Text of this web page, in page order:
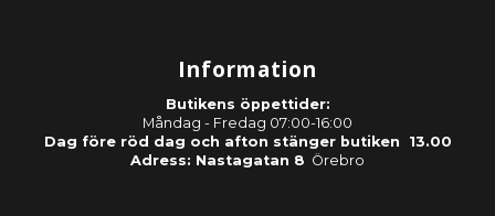
Information
Butikens öppettider:
Måndag - Fredag 07:00-16:00
Dag före röd dag och afton stänger butiken 13.00
Adress: Nastagatan 8 Örebro